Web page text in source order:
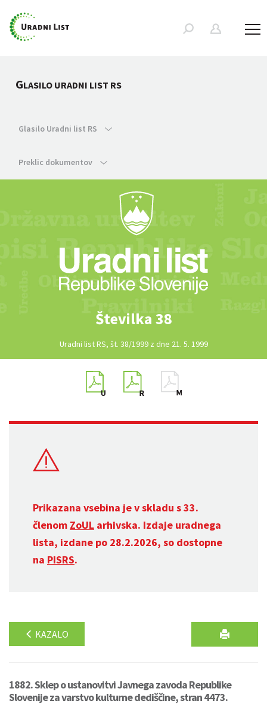
GLASILO URADNI LIST RS
Glasilo Uradni list RS
Preklic dokumentov
Številka 38
Uradni list RS, št. 38/1999 z dne 21. 5. 1999
Prikazana vsebina je v skladu s 33.
členom ZoUL arhivska. Izdaje uradnega
lista, izdane po 28.2.2026, so dostopne
na PISRS.
KAZALO
1882. Sklep o ustanovitvi Javnega zavoda Republike
Slovenije za varstvo kulturne dediščine, stran 4473.